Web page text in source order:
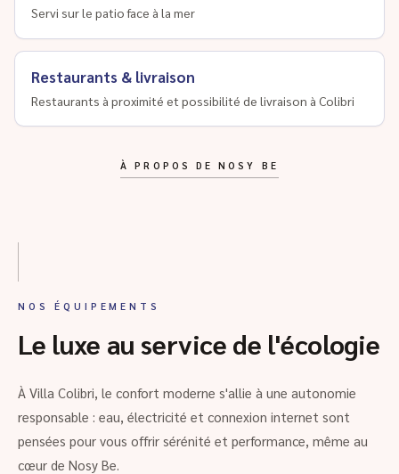
Servi sur le patio face à la mer
Restaurants & livraison
Restaurants à proximité et possibilité de livraison à Colibri
À PROPOS DE NOSY BE
NOS ÉQUIPEMENTS
Le luxe au service de l'écologie
À Villa Colibri, le confort moderne s'allie à une autonomie
responsable : eau, électricité et connexion internet sont
pensées pour vous offrir sérénité et performance, même au
cœur de Nosy Be.